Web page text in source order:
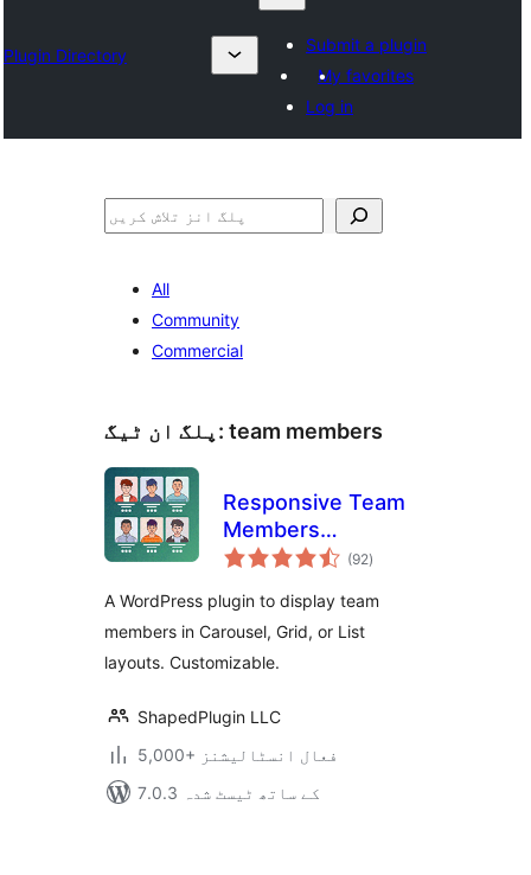
Plugin Directory
Submit a plugin
My favorites
Log in
تلاش
All
Community
Commercial
پلگ ان ٹیگ: team members
Responsive Team
Members
Showcase, Team
and Staff List –
Smart Team
(formerly WP
(92مجموعی
درجہ
)
A WordPress plugin to display team
members in Carousel, Grid, or List
layouts. Customizable.
ShapedPlugin LLC
5,000+ فعال انسٹالیشنز
7.0.3 کے ساتھ ٹیسٹ شدہ